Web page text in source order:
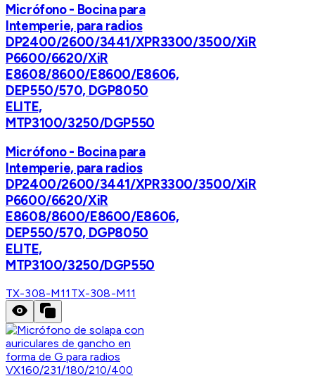
Micrófono - Bocina para
Intemperie, para radios
DP2400/2600/3441/XPR3300/3500/XiR
P6600/6620/XiR
E8608/8600/E8600/E8606,
DEP550/570, DGP8050
ELITE,
MTP3100/3250/DGP550
Micrófono - Bocina para
Intemperie, para radios
DP2400/2600/3441/XPR3300/3500/XiR
P6600/6620/XiR
E8608/8600/E8600/E8606,
DEP550/570, DGP8050
ELITE,
MTP3100/3250/DGP550
TX-308-M11 TX-308-M11